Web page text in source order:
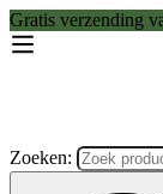
Gratis verzending
Zoeken: